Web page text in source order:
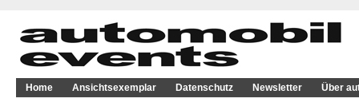
Home Ansichtsexemplar Datenschutz Newsletter
Über